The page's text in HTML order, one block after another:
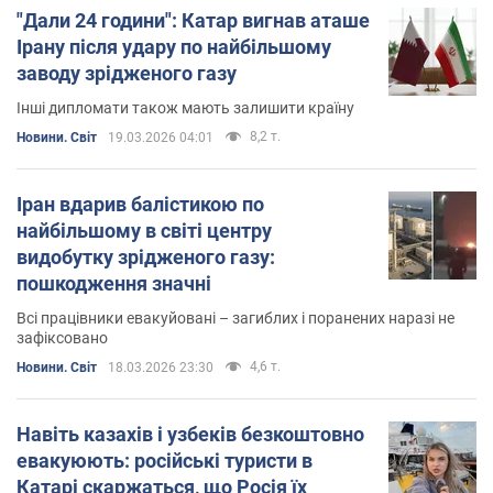
"Дали 24 години": Катар вигнав аташе
Ірану після удару по найбільшому
заводу зрідженого газу
Інші дипломати також мають залишити країну
Новини. Світ 19.03.2026 04:01 8,2 т.
Іран вдарив балістикою по
найбільшому в світі центру
видобутку зрідженого газу:
пошкодження значні
Всі працівники евакуйовані – загиблих і поранених наразі не
зафіксовано
Новини. Світ 18.03.2026 23:30 4,6 т.
Навіть казахів і узбеків безкоштовно
евакуюють: російські туристи в
Катарі скаржаться, що Росія їх